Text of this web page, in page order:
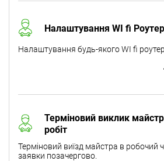
Налаштування WI fi
Налаштування будь-якого WI fi
Терміновий виклик
робіт
Терміновий виїзд майстра в робочий
заявки позачергово.